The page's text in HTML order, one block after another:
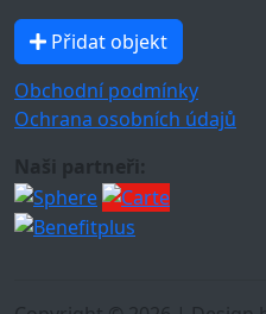
Přidat objekt
Obchodní podmínky
Ochrana osobních údajů
Naši partneři: